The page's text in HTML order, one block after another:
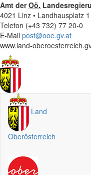
Amt derOö.
4021 Linz • Landhausplatz 1
Telefon (+43 732) 77 20-0
E-Mail post@ooe.gv.at
www.land-
Land
Oberösterreich